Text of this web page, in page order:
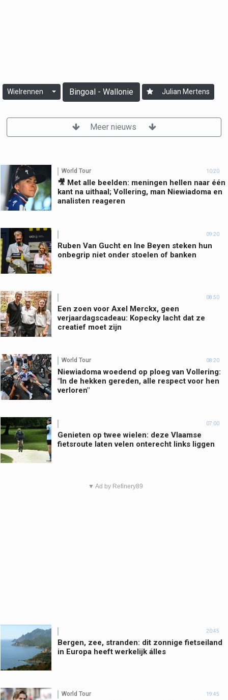
Wielrennen Bingoal - Wallonie Julian Mertens
Meer nieuws
World Tour 10:20
🎥 Met alle beelden: meningen hellen naar één
kant na uithaal; Vollering, man Niewiadoma en
analisten reageren
09:20
Ruben Van Gucht en Ine Beyen steken hun
onbegrip niet onder stoelen of banken
08:50
Een zoen voor Axel Merckx, geen
verjaardagscadeau: Kopecky lacht dat ze
creatief moet zijn
World Tour 08:20
Niewiadoma woedend op ploeg van Vollering:
"In de hekken gereden, alle respect voor hen
verloren"
07:00
Genieten op twee wielen: deze Vlaamse
fietsroute laten velen onterecht links liggen
▼ Ad by Refinery89
20:45
Bergen, zee, stranden: dit zonnige fietseiland
in Europa heeft werkelijk álles
World Tour 19:45